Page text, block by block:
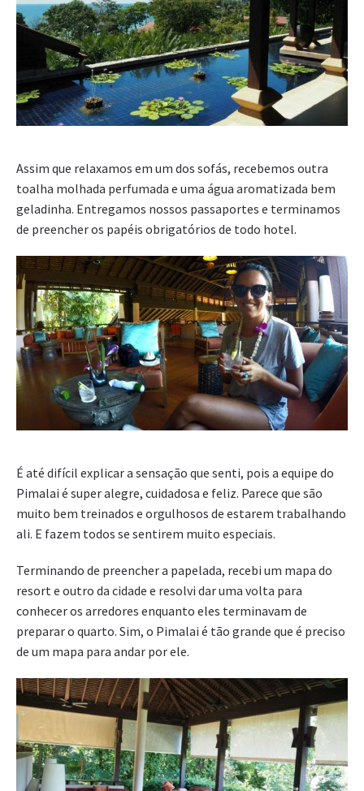
Assim que relaxamos em um dos sofás, recebemos outra
toalha molhada perfumada e uma água aromatizada bem
geladinha. Entregamos nossos passaportes e terminamos
de preencher os papéis obrigatórios de todo hotel.
É até difícil explicar a sensação que senti, pois a equipe do
Pimalai é super alegre, cuidadosa e feliz. Parece que são
muito bem treinados e orgulhosos de estarem trabalhando
ali. E fazem todos se sentirem muito especiais.
Terminando de preencher a papelada, recebi um mapa do
resort e outro da cidade e resolvi dar uma volta para
conhecer os arredores enquanto eles terminavam de
preparar o quarto. Sim, o Pimalai é tão grande que é preciso
de um mapa para andar por ele.